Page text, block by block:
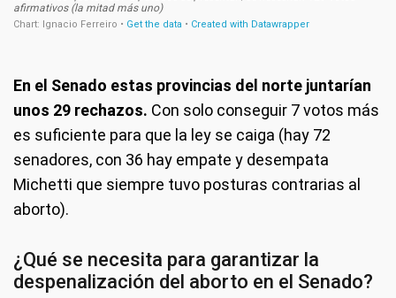
En el Senado estas provincias del norte juntarían
unos 29 rechazos. Con solo conseguir 7 votos más
es suficiente para que la ley se caiga (hay 72
senadores, con 36 hay empate y desempata
Michetti que siempre tuvo posturas contrarias al
aborto).